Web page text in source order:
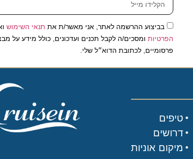
בביצוע ההרשמה לאתר, אני מאשר/ת אתתנאי השימושואת
הפרטיותומסכים/ה לקבל תכנים ועדכונים, כולל מידע על מבצעים
פרסומיים, לכתובת הדוא״ל שלי.
טיפים
דרושים
מיקום אוניות